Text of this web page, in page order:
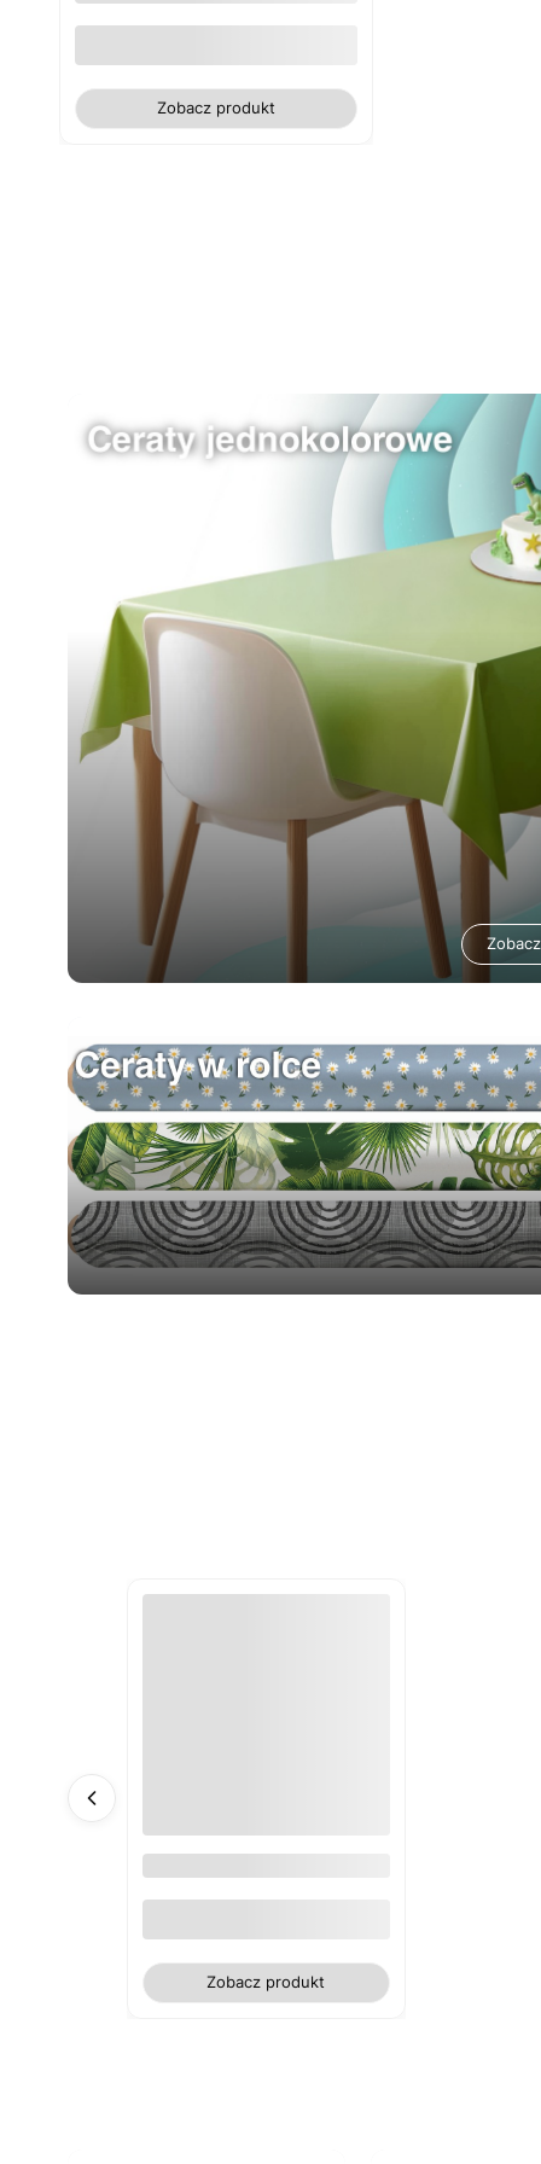
frędzlami) jasno-szary 130x180
owal
Zobacz produkt
Zobacz produkt